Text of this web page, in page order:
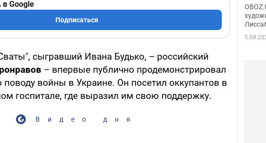
в Google
Подписаться
сыгравший Ивана Будько, – российский
– впервые публично продемонстрировал
войны в Украине. Он посетил оккупантов в
госпитале, где выразил им свою поддержку.
Видео дня
сына